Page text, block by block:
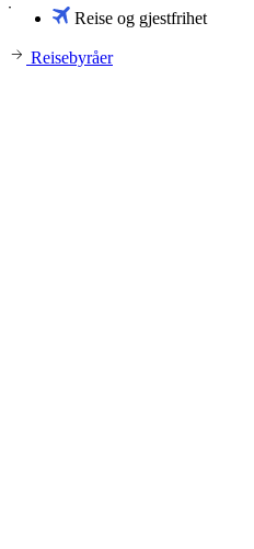
Reise og gjestfrihet
Reisebyråer